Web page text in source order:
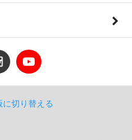
に切り替える